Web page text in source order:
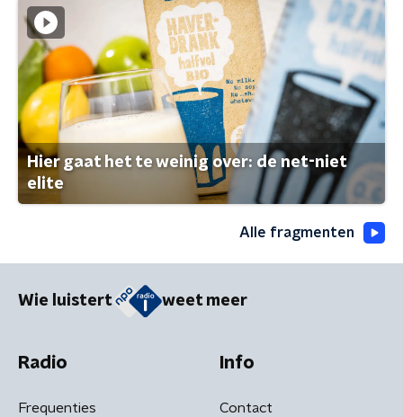
Hier gaat het te weinig over: de net-niet
elite
Alle fragmenten
Wie luistert weet meer
Radio
Frequenties
Info
Contact